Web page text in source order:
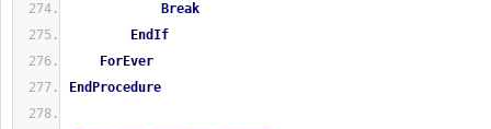
Break
EndIf
ForEver
EndProcedure